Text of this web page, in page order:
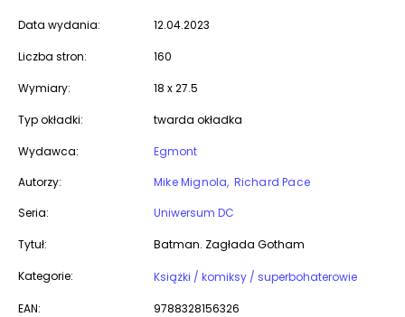
Data wydania: 12.04.2023
Liczba stron: 160
Wymiary: 18 x 27.5
Typ okładki: twarda okładka
Wydawca:
Egmont
Autorzy:
Mike Mignola Richard Pace
Seria:
Uniwersum DC
Tytuł: Batman. Zagłada Gotham
Kategorie: Książki / komiksy / superbohaterowie
EAN: 9788328156326